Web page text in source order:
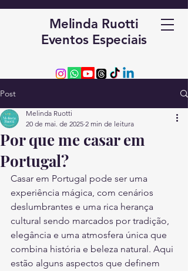
Melinda Ruotti
Eventos Especiais
Post
Por que me casar em
Portugal?
Melinda Ruotti
20 de mai. de 2025 2 min de leitura
Casar em Portugal pode ser uma
experiência mágica, com cenários
deslumbrantes e uma rica herança
cultural sendo marcados por tradição,
elegância e uma atmosfera única que
combina história e beleza natural. Aqui
estão alguns aspectos que definem